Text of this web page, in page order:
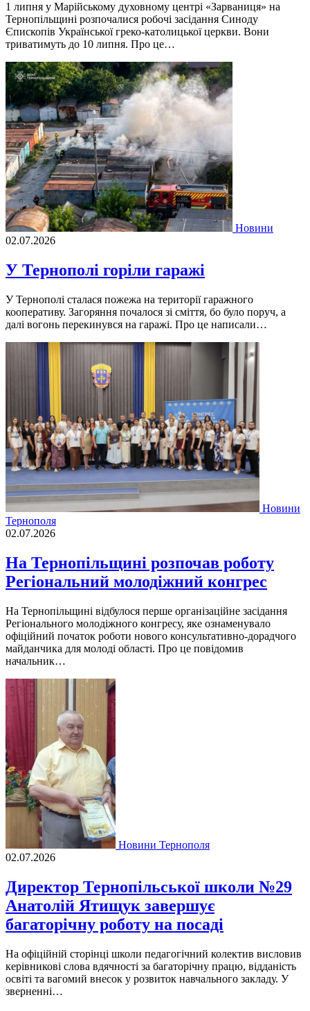
1 липня у Марійському духовному центрі «Зарваниця» на
Тернопільщині розпочалися робочі засідання Синоду
Єпископів Української греко-католицької церкви. Вони
триватимуть до 10 липня. Про це…
Новини
02.07.2026
У Тернополі горіли гаражі
У Тернополі сталася пожежа на території гаражного
кооперативу. Загоряння почалося зі сміття, бо було поруч, а
далі вогонь перекинувся на гаражі. Про це написали…
Новини
Тернополя
02.07.2026
На Тернопільщині розпочав роботу
Регіональний молодіжний конгрес
На Тернопільщині відбулося перше організаційне засідання
Регіонального молодіжного конгресу, яке ознаменувало
офіційний початок роботи нового консультативно-дорадчого
майданчика для молоді області. Про це повідомив
начальник…
Новини Тернополя
02.07.2026
Директор Тернопільської школи №29
Анатолій Ятищук завершує
багаторічну роботу на посаді
На офіційній сторінці школи педагогічний колектив висловив
керівникові слова вдячності за багаторічну працю, відданість
освіті та вагомий внесок у розвиток навчального закладу. У
зверненні…